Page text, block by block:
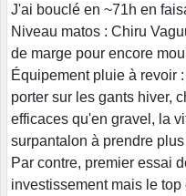
J'ai bouclé en ~71h en
Niveau matos : Chiru
de marge pour encore
Équipement pluie à revoir
porter sur les gants hiver,
efficaces qu'en gravel, la
surpantalon à prendre
Par contre, premier essai
investissement mais le